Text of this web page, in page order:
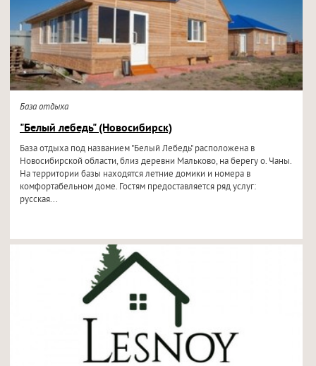
База отдыха
"Белый лебедь" (Новосибирск)
База отдыха под названием "Белый Лебедь" расположена в
Новосибирской области, близ деревни Мальково, на берегу о. Чаны.
На территории базы находятся летние домики и номера в
комфортабельном доме. Гостям предоставляется ряд услуг:
русская...